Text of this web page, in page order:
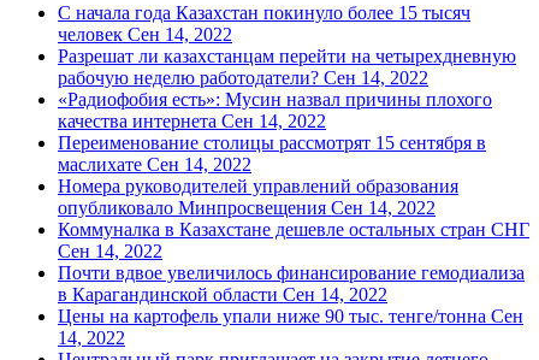
С начала года Казахстан покинуло более 15 тысяч
человек Сен 14, 2022
Разрешат ли казахстанцам перейти на четырехдневную
рабочую неделю работодатели? Сен 14, 2022
«Радиофобия есть»: Мусин назвал причины плохого
качества интернета Сен 14, 2022
Переименование столицы рассмотрят 15 сентября в
маслихате Сен 14, 2022
Номера руководителей управлений образования
опубликовало Минпросвещения Сен 14, 2022
Коммуналка в Казахстане дешевле остальных стран СНГ
Сен 14, 2022
Почти вдвое увеличилось финансирование гемодиализа
в Карагандинской области Сен 14, 2022
Цены на картофель упали ниже 90 тыс. тенге/тонна Сен
14, 2022